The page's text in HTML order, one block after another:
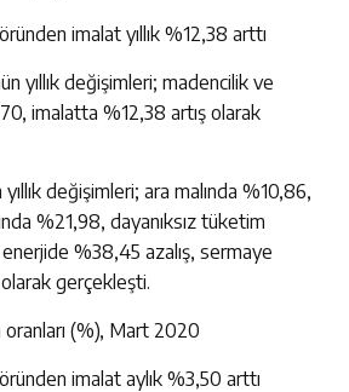
imalat yıllık %12,38 arttı
yıllık değişimleri; madencilik ve
imalatta %12,38 artış olarak
yıllık değişimleri; ara malında %10,86,
%21,98, dayanıksız tüketim
enerjide %38,45 azalış, sermaye
gerçekleşti.
oranları (%), Mart 2020
imalat aylık %3,50 arttı